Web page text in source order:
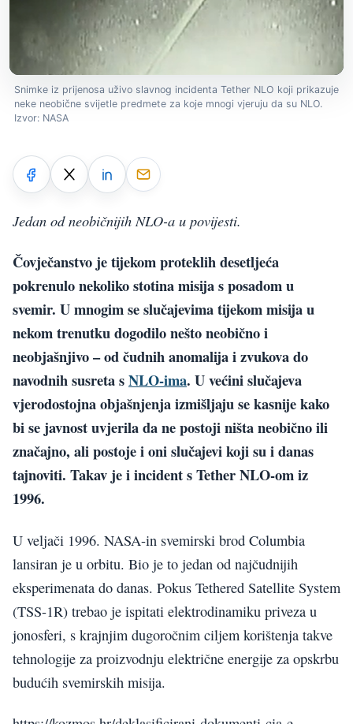
Snimke iz prijenosa uživo slavnog incidenta Tether NLO koji prikazuje
neke neobične svijetle predmete za koje mnogi vjeruju da su NLO.
Izvor: NASA
Jedan od neobičnijih NLO-a u povijesti.
Čovječanstvo je tijekom proteklih desetljeća
pokrenulo nekoliko stotina misija s posadom u
svemir. U mnogim se slučajevima tijekom misija u
nekom trenutku dogodilo nešto neobično i
neobjašnjivo – od čudnih anomalija i zvukova do
navodnih susreta sNLO-ima. U većini slučajeva
vjerodostojna objašnjenja izmišljaju se kasnije kako
bi se javnost uvjerila da ne postoji ništa neobično ili
značajno, ali postoje i oni slučajevi koji su i danas
tajnoviti. Takav je i incident s Tether NLO-om iz
1996.
U veljači 1996. NASA-in svemirski brod Columbia
lansiran je u orbitu. Bio je to jedan od najčudnijih
eksperimenata do danas. Pokus Tethered Satellite System
(TSS-1R) trebao je ispitati elektrodinamiku priveza u
jonosferi, s krajnjim dugoročnim ciljem korištenja takve
tehnologije za proizvodnju električne energije za opskrbu
budućih svemirskih misija.